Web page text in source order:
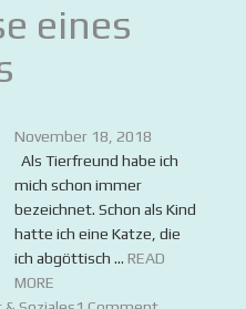
eines
November 18, 2018
Als Tierfreund habe ich
mich schon immer
bezeichnet. Schon als Kind
hatte ich eine Katze, die
ich abgöttisch ... READ
MORE